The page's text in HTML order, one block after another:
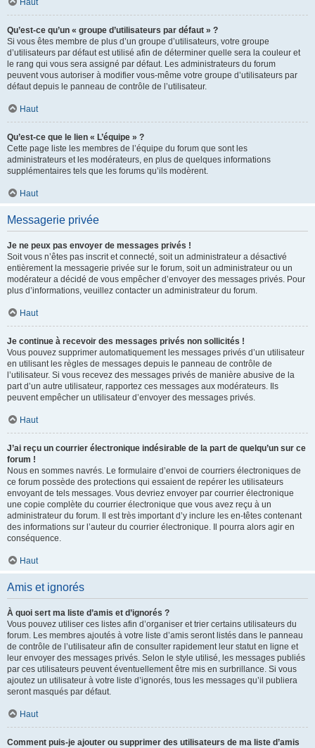
Haut
Qu’est-ce qu’un « groupe d’utilisateurs par défaut » ?
Si vous êtes membre de plus d’un groupe d’utilisateurs, votre groupe
d’utilisateurs par défaut est utilisé afin de déterminer quelle sera la couleur et
le rang qui vous sera assigné par défaut. Les administrateurs du forum
peuvent vous autoriser à modifier vous-même votre groupe d’utilisateurs par
défaut depuis le panneau de contrôle de l’utilisateur.
Haut
Qu’est-ce que le lien « L’équipe » ?
Cette page liste les membres de l’équipe du forum que sont les
administrateurs et les modérateurs, en plus de quelques informations
supplémentaires tels que les forums qu’ils modèrent.
Haut
Messagerie privée
Je ne peux pas envoyer de messages privés !
Soit vous n’êtes pas inscrit et connecté, soit un administrateur a désactivé
entièrement la messagerie privée sur le forum, soit un administrateur ou un
modérateur a décidé de vous empêcher d’envoyer des messages privés. Pour
plus d’informations, veuillez contacter un administrateur du forum.
Haut
Je continue à recevoir des messages privés non sollicités !
Vous pouvez supprimer automatiquement les messages privés d’un utilisateur
en utilisant les règles de messages depuis le panneau de contrôle de
l’utilisateur. Si vous recevez des messages privés de manière abusive de la
part d’un autre utilisateur, rapportez ces messages aux modérateurs. Ils
peuvent empêcher un utilisateur d’envoyer des messages privés.
Haut
J’ai reçu un courrier électronique indésirable de la part de quelqu’un sur ce
forum !
Nous en sommes navrés. Le formulaire d’envoi de courriers électroniques de
ce forum possède des protections qui essaient de repérer les utilisateurs
envoyant de tels messages. Vous devriez envoyer par courrier électronique
une copie complète du courrier électronique que vous avez reçu à un
administrateur du forum. Il est très important d’y inclure les en-têtes contenant
des informations sur l’auteur du courrier électronique. Il pourra alors agir en
conséquence.
Haut
Amis et ignorés
À quoi sert ma liste d’amis et d’ignorés ?
Vous pouvez utiliser ces listes afin d’organiser et trier certains utilisateurs du
forum. Les membres ajoutés à votre liste d’amis seront listés dans le panneau
de contrôle de l’utilisateur afin de consulter rapidement leur statut en ligne et
leur envoyer des messages privés. Selon le style utilisé, les messages publiés
par ces utilisateurs peuvent éventuellement être mis en surbrillance. Si vous
ajoutez un utilisateur à votre liste d’ignorés, tous les messages qu’il publiera
seront masqués par défaut.
Haut
Comment puis-je ajouter ou supprimer des utilisateurs de ma liste d’amis